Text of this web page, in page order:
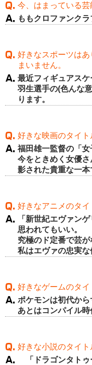
今、はまっている芸
ももクロファンクラ
好きなスポーツは
まいません。
最近フィギュアスケ
羽生選手の(色んな
ります。
好きな映画のタイト
福田雄一監督の「女
今をときめく女優
影された貴重な一本
好きなアニメのタイ
「新世紀エヴァン
思われてもいい。
究極のド定番で芸が
私はエヴァの忠実な
好きなゲームのタイ
ポケモンは初代から
あとはコンパイル時
好きな小説のタイト
「ドラゴンタトゥ